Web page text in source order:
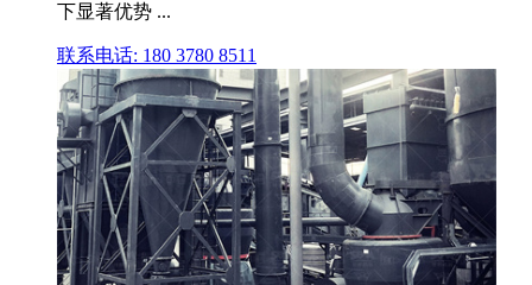
下显著优势 ...
联系电话: 180 3780 8511